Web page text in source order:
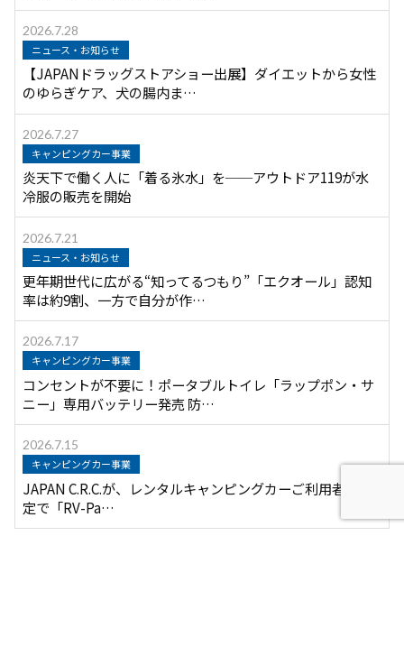
2026.7.28
ニュース・お知らせ
【JAPANドラッグストアショー出展】ダイエットから女性
のゆらぎケア、犬の腸内ま…
2026.7.27
キャンピングカー事業
炎天下で働く人に「着る氷水」を──アウトドア119が水
冷服の販売を開始
2026.7.21
ニュース・お知らせ
更年期世代に広がる“知ってるつもり”「エクオール」認知
率は約9割、一方で自分が作…
2026.7.17
キャンピングカー事業
コンセントが不要に！ポータブルトイレ「ラップポン・サ
ニー」専用バッテリー発売 防…
2026.7.15
キャンピングカー事業
JAPAN C.R.C.が、レンタルキャンピングカーご利用者様限
定で「RV-Pa…